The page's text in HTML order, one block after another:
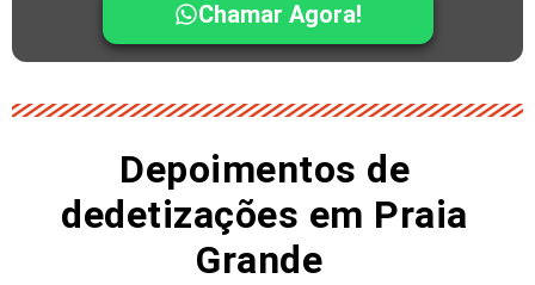
Chamar Agora!
Depoimentos de
dedetizações em Praia
Grande ​